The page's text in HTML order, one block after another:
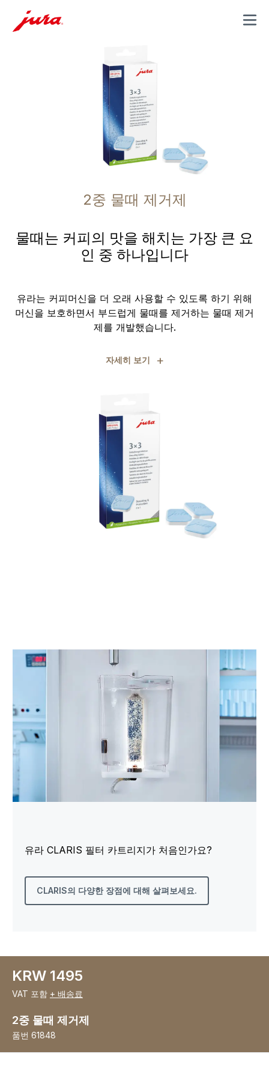
MENU
2중 물때 제거제
물때는 커피의 맛을 해치는 가장 큰 요
인 중 하나입니다
유라는 커피머신을 더 오래 사용할 수 있도록 하기 위해
머신을 보호하면서 부드럽게 물때를 제거하는 물때 제거
제를 개발했습니다.
자세히 보기 +
유라 CLARIS 필터 카트리지가 처음인가요?
CLARIS의 다양한 장점에 대해 살펴보세요.
KRW 1495
VAT 포함 + 배송료
2중 물때 제거제
품번 61848